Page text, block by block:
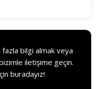
fazla bilgi almak veya
iletişime geçin.
buradayız!